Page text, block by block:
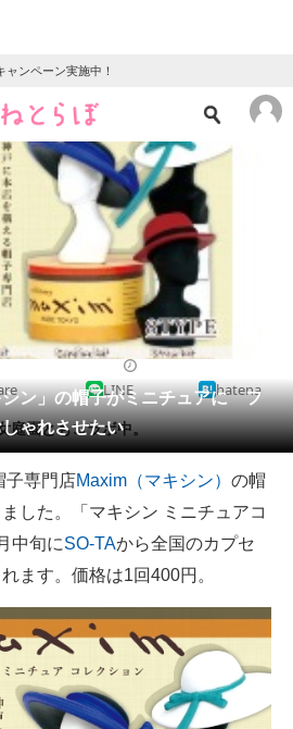
ンペーン実施中！
ニュース
クイズ
地域
教育・育児
リサーチ
ージ
ンド
未来
べる
シン」の帽子がミニチュアに フ
ゃれさせたい
LINE hatena
庭園ともコラボ中。
専門店Maxim（マキシン） の帽
した。「マキシン ミニチュアコ
中旬にSO-TAから全国のカプセ
ます。価格は1回400円。